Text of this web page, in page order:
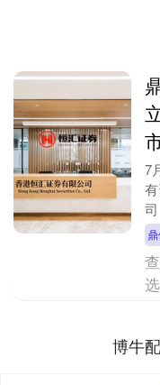
7
选
博牛